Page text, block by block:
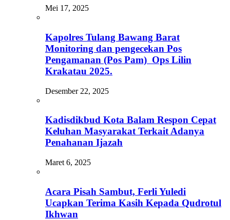
Mei 17, 2025
Kapolres Tulang Bawang Barat
Monitoring dan pengecekan Pos
Pengamanan (Pos Pam) Ops Lilin
Krakatau 2025.
Desember 22, 2025
Kadisdikbud Kota Balam Respon Cepat
Keluhan Masyarakat Terkait Adanya
Penahanan Ijazah
Maret 6, 2025
Acara Pisah Sambut, Ferli Yuledi
Ucapkan Terima Kasih Kepada Qudrotul
Ikhwan